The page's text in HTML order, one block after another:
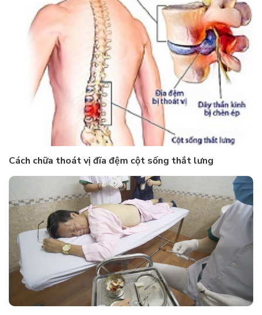
Cách chữa thoát vị đĩa đệm cột sống thắt lưng